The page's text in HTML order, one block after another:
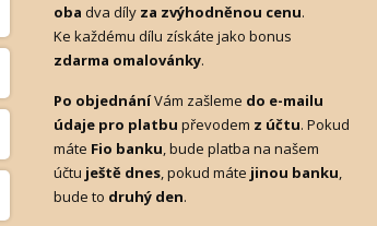
oba dva díly za zvýhodněnou cenu.
Ke každému dílu získáte jako bonus
zdarma omalovánky.
Po objednáníVám zašleme do e-mailu
údaje pro platbu převodem z účtu. Pokud
máte Fio banku, bude platba na našem
účtu ještě dnes, pokud máte jinou banku,
bude to druhý den.